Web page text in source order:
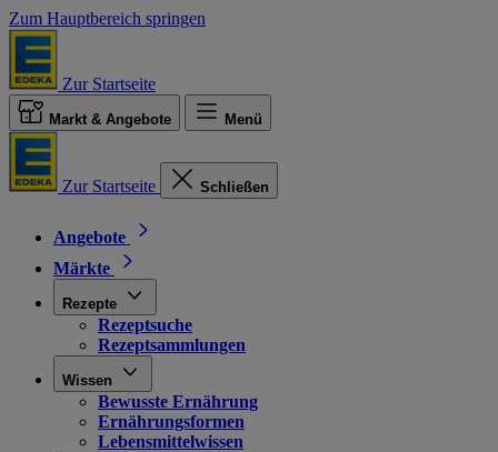
Zum Hauptbereich springen
Zur Startseite
Markt & Angebote Menü
Zur Startseite Schließen
Angebote
Märkte
Rezepte
Rezeptsuche
Rezeptsammlungen
Wissen
Bewusste Ernährung
Ernährungsformen
Lebensmittelwissen